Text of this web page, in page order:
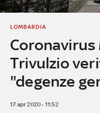
Coronavirus
Trivulzio
"degenze
LOMBARDIA
17 apr 2020 - 11:52